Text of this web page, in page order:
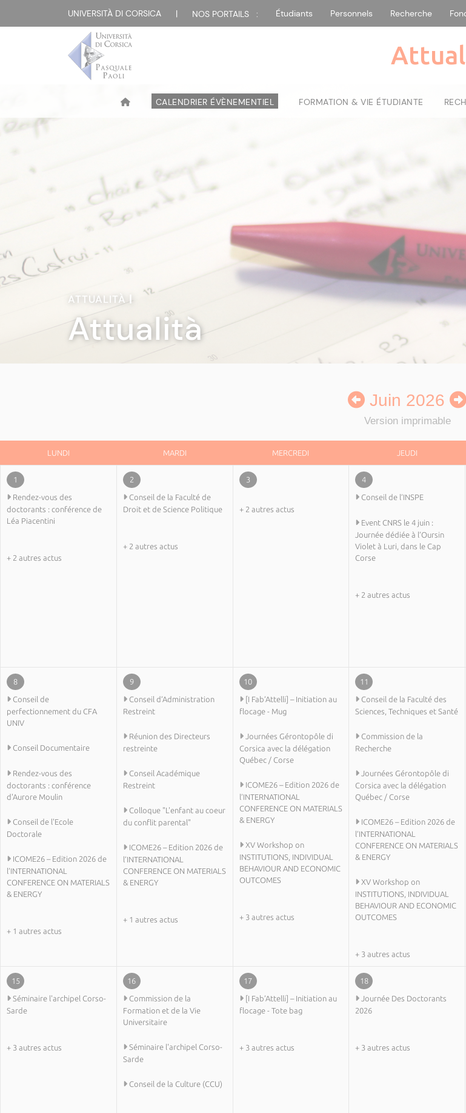
UNIVERSITÀ DI CORSICA | NOS PORTAILS : Étudiants Personnels Recherche
CALENDRIER ÉVÈNEMENTIEL FORMATION & VIE ÉTUDIANTE
ATTUALITÀ|
Attualità
Juin 2026
Version imprimable
LUNDI MARDI MERCREDI JEUDI
1
Rendez-vous des
doctorants : conférence de
Léa Piacentini
+ 2 autres actus
2
Conseil de la Faculté de
Droit et de Science Politique
+ 2 autres actus
3
+ 2 autres actus
4
Conseil de l’INSPE
Event CNRS le 4 juin :
Journée dédiée à l’Oursin
Violet à Luri, dans le Cap
Corse
+ 2 autres actus
8
Conseil de
perfectionnement du CFA
UNIV
Conseil Documentaire
Rendez-vous des
doctorants : conférence
d'Aurore Moulin
Conseil de l'Ecole
Doctorale
ICOME26 – Edition 2026 de
l’INTERNATIONAL
CONFERENCE ON MATERIALS
& ENERGY
+ 1 autres actus
9
Conseil d’Administration
Restreint
Réunion des Directeurs
restreinte
Conseil Académique
Restreint
Colloque "L'enfant au coeur
du conflit parental"
ICOME26 – Edition 2026 de
l’INTERNATIONAL
CONFERENCE ON MATERIALS
& ENERGY
+ 1 autres actus
10
[I Fab’Attelli] – Initiation au
flocage - Mug
Journées Gérontopôle di
Corsica avec la délégation
Québec / Corse
ICOME26 – Edition 2026 de
l’INTERNATIONAL
CONFERENCE ON MATERIALS
& ENERGY
XV Workshop on
INSTITUTIONS, INDIVIDUAL
BEHAVIOUR AND ECONOMIC
OUTCOMES
+ 3 autres actus
11
Conseil de la Faculté des
Sciences, Techniques et Santé
Commission de la
Recherche
Journées Gérontopôle di
Corsica avec la délégation
Québec / Corse
ICOME26 – Edition 2026 de
l’INTERNATIONAL
CONFERENCE ON MATERIALS
& ENERGY
XV Workshop on
INSTITUTIONS, INDIVIDUAL
BEHAVIOUR AND ECONOMIC
OUTCOMES
+ 3 autres actus
15
Séminaire l'archipel Corso-
Sarde
+ 3 autres actus
16
Commission de la
Formation et de la Vie
Universitaire
Séminaire l'archipel Corso-
Sarde
Conseil de la Culture (CCU)
17
[I Fab’Attelli] – Initiation au
flocage - Tote bag
+ 3 autres actus
18
Journée Des Doctorants
2026
+ 3 autres actus